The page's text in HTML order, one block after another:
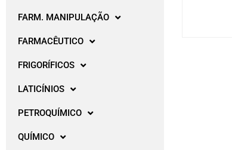
FARM. MANIPULAÇÃO
FARMACÊUTICO
FRIGORÍFICOS
LATICÍNIOS
PETROQUÍMICO
QUÍMICO